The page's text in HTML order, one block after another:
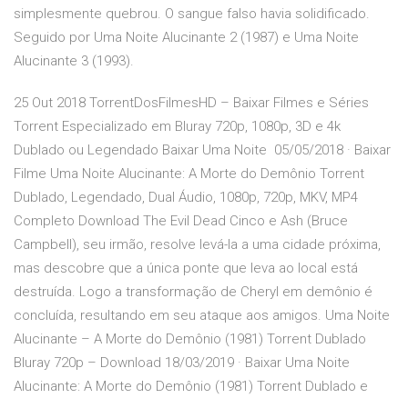
simplesmente quebrou. O sangue falso havia solidificado.
Seguido por Uma Noite Alucinante 2 (1987) e Uma Noite
Alucinante 3 (1993).
25 Out 2018 TorrentDosFilmesHD – Baixar Filmes e Séries
Torrent Especializado em Bluray 720p, 1080p, 3D e 4k
Dublado ou Legendado Baixar Uma Noite 05/05/2018 · Baixar
Filme Uma Noite Alucinante: A Morte do Demônio Torrent
Dublado, Legendado, Dual Áudio, 1080p, 720p, MKV, MP4
Completo Download The Evil Dead Cinco e Ash (Bruce
Campbell), seu irmão, resolve levá-la a uma cidade próxima,
mas descobre que a única ponte que leva ao local está
destruída. Logo a transformação de Cheryl em demônio é
concluída, resultando em seu ataque aos amigos. Uma Noite
Alucinante – A Morte do Demônio (1981) Torrent Dublado
Bluray 720p – Download 18/03/2019 · Baixar Uma Noite
Alucinante: A Morte do Demônio (1981) Torrent Dublado e